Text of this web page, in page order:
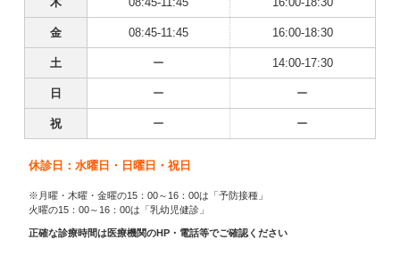
金 08:45-11:45 16:00-18:30
土 ー 14:00-17:30
日 ー ー
祝 ー ー
休診日：水曜日・日曜日・祝日
※月曜・木曜・金曜の15：00～16：00は「予防接種」
火曜の15：00～16：00は「乳幼児健診」
正確な診療時間は医療機関のHP・電話等でご確認ください